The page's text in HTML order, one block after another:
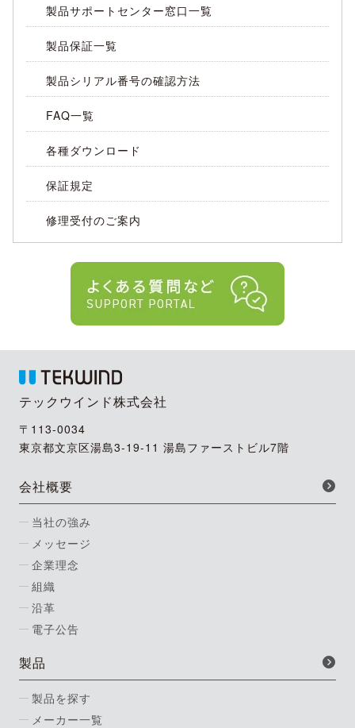
製品サポートセンター窓口一覧
製品保証一覧
製品シリアル番号の確認方法
FAQ一覧
各種ダウンロード
保証規定
修理受付のご案内
テックウインド株式会社
〒113-0034
東京都文京区湯島3-19-11 湯島ファーストビル7階
会社概要
当社の強み
メッセージ
企業理念
組織
沿革
電子公告
製品
製品を探す
メーカー一覧